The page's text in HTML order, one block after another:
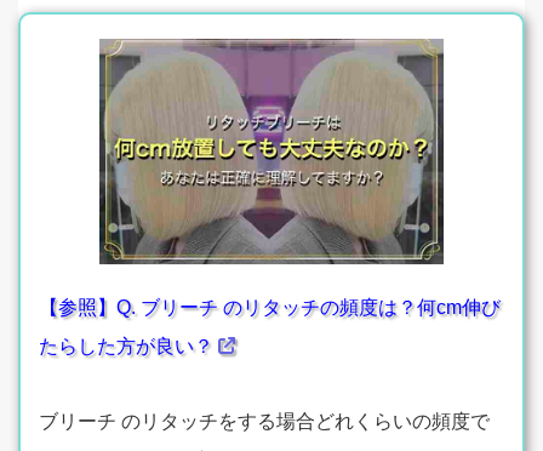
【参照】Q. ブリーチ のリタッチの頻度は？何cm伸び
たらした方が良い？
ブリーチ のリタッチをする場合どれくらいの頻度で